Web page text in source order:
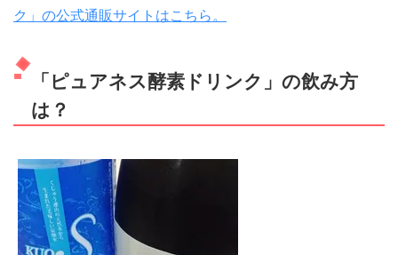
ク」の公式通販サイトはこちら。
「ピュアネス酵素ドリンク」の飲み方
は？